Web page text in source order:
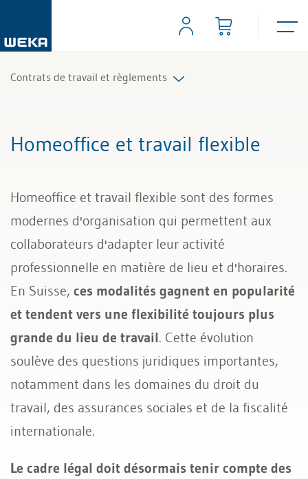
Contrats de travail et règlements
Rapports et contrats de travail spéciaux
Règlements du personnel
Permis de travail
Homeoffice et travail flexible
Homeoffice et travail flexible sont des formes
modernes d'organisation qui permettent aux
collaborateurs d'adapter leur activité
professionnelle en matière de lieu et d'horaires.
En Suisse, ces modalités gagnent en popularité
et tendent vers une flexibilité toujours plus
grande du lieu de travail. Cette évolution
soulève des questions juridiques importantes,
notamment dans les domaines du droit du
travail, des assurances sociales et de la fiscalité
internationale.
Le cadre légal doit désormais tenir compte des